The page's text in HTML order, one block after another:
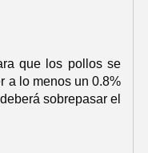
que los pollos se
a lo menos un 0.8%
sobrepasar el